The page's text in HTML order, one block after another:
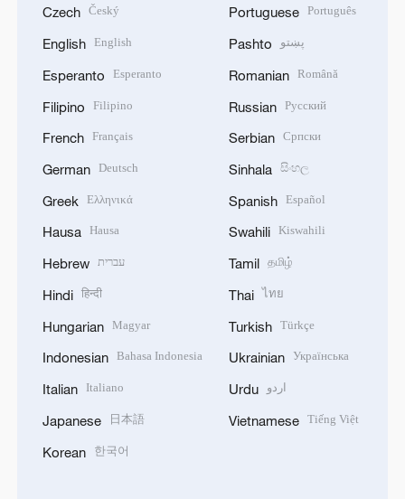
Czech Český
English English
Esperanto Esperanto
Filipino Filipino
French Français
German Deutsch
Greek Ελληνικά
Hausa Hausa
Hebrew עברית
Hindi हिन्दी
Hungarian Magyar
Indonesian Bahasa Indonesia
Italian Italiano
Japanese 日本語
Korean 한국어
Portuguese Português
Pashto پښتو
Romanian Română
Russian Русский
Serbian Српски
Sinhala සිංහල
Spanish Español
Swahili Kiswahili
Tamil தமிழ்
Thai ไทย
Turkish Türkçe
Ukrainian Українська
Urdu اردو
Vietnamese Tiếng Việt